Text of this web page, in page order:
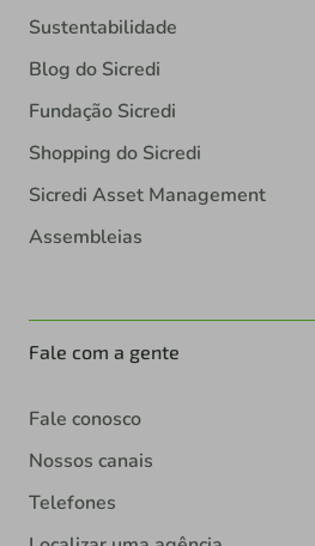
Sustentabilidade
Blog do Sicredi
Fundação Sicredi
Shopping do Sicredi
Sicredi Asset Management
Assembleias
Fale com a gente
Fale conosco
Nossos canais
Telefones